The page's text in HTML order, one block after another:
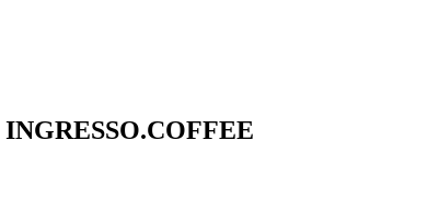
INGRESSO.COFFEЕ